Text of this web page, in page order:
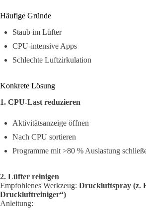
Häufige Gründe
Staub im Lüfter
CPU-intensive Apps
Schlechte Luftzirkulation
Konkrete Lösung
1. CPU-Last reduzieren
Aktivitätsanzeige öffnen
Nach CPU sortieren
Programme mit >80 % Auslastung
2. Lüfter reinigen
Empfohlenes Werkzeug: Druckluftspray (z.
Druckluftreiniger“)
Anleitung: